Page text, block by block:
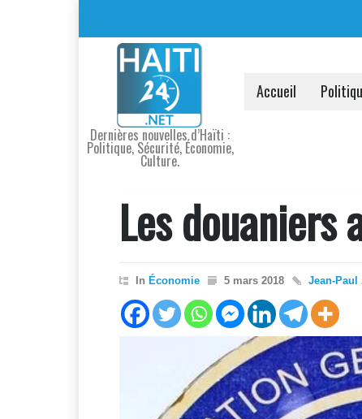
Dernières nouvelles d’Haïti :
Politique, Sécurité, Économie,
Culture.
Accueil
Les
In Économie 5 mars 2018 Jean-Paul